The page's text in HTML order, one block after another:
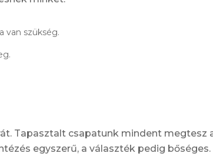
van szükség.
Tapasztalt csapatunk mindent megtesz
egyszerű, a választék pedig bőséges.